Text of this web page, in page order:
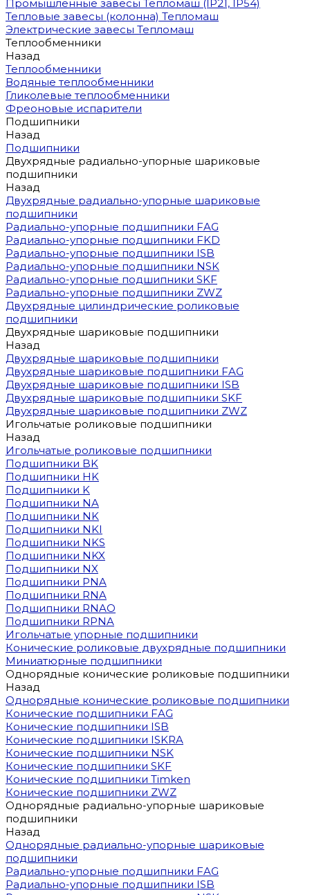
Промышленные завесы Тепломаш (IP21, IP54)
Тепловые завесы (колонна) Тепломаш
Электрические завесы Тепломаш
Теплообменники
Назад
Теплообменники
Водяные теплообменники
Гликолевые теплообменники
Фреоновые испарители
Подшипники
Назад
Подшипники
Двухрядные радиально-упорные шариковые
подшипники
Назад
Двухрядные радиально-упорные шариковые
подшипники
Радиально-упорные подшипники FAG
Радиально-упорные подшипники FKD
Радиально-упорные подшипники ISB
Радиально-упорные подшипники NSK
Радиально-упорные подшипники SKF
Радиально-упорные подшипники ZWZ
Двухрядные цилиндрические роликовые
подшипники
Двухрядные шариковые подшипники
Назад
Двухрядные шариковые подшипники
Двухрядные шариковые подшипники FAG
Двухрядные шариковые подшипники ISB
Двухрядные шариковые подшипники SKF
Двухрядные шариковые подшипники ZWZ
Игольчатые роликовые подшипники
Назад
Игольчатые роликовые подшипники
Подшипники BK
Подшипники HK
Подшипники K
Подшипники NA
Подшипники NK
Подшипники NKI
Подшипники NKS
Подшипники NKX
Подшипники NX
Подшипники PNA
Подшипники RNA
Подшипники RNAO
Подшипники RPNA
Игольчатые упорные подшипники
Конические роликовые двухрядные подшипники
Миниатюрные подшипники
Однорядные конические роликовые подшипники
Назад
Однорядные конические роликовые подшипники
Конические подшипники FAG
Конические подшипники ISB
Конические подшипники ISKRA
Конические подшипники NSK
Конические подшипники SKF
Конические подшипники Timken
Конические подшипники ZWZ
Однорядные радиально-упорные шариковые
подшипники
Назад
Однорядные радиально-упорные шариковые
подшипники
Радиально-упорные подшипники FAG
Радиально-упорные подшипники ISB